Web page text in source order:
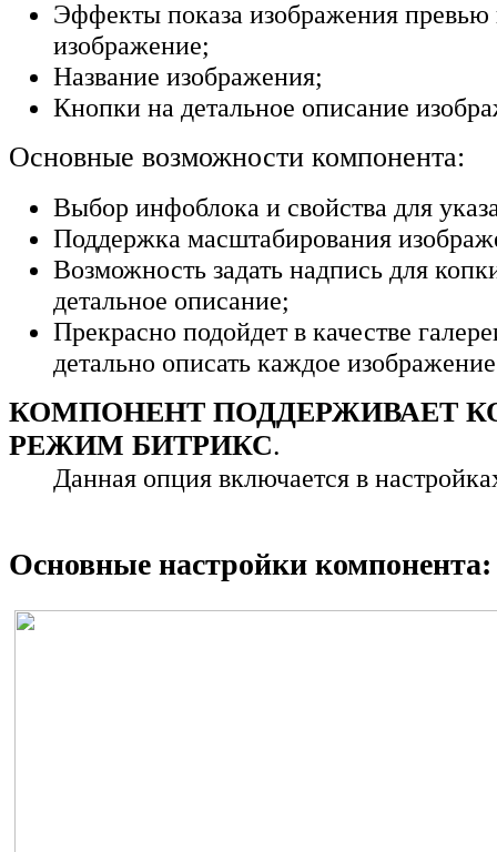
Эффекты показа изображения превью
изображение;
Название изображения;
Кнопки на детальное описание
Основные возможности компонента:
Выбор инфоблока и свойства для
Поддержка масштабирования
Возможность задать надпись для
детальное описание;
Прекрасно подойдет в качестве
детально описать каждое
КОМПОНЕНТ ПОДДЕРЖИВАЕТ
РЕЖИМ БИТРИКС.
Данная опция включается в
Основные настройки